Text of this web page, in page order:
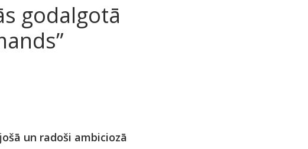
godalgotā
un radoši ambiciozā